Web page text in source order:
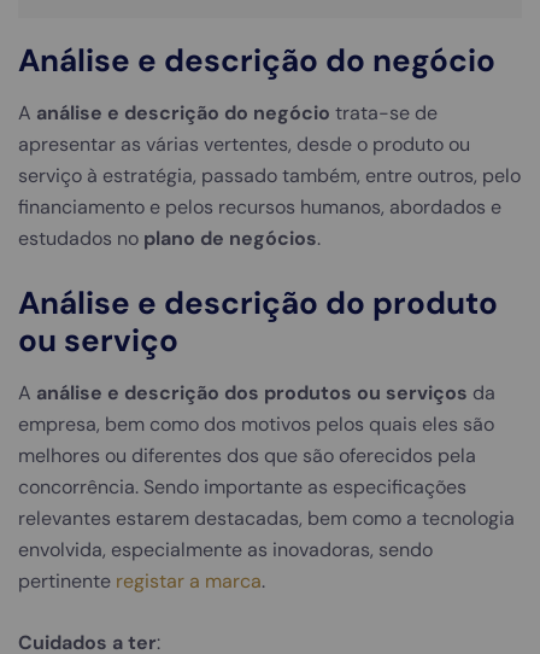
Análise e descrição do negócio
A análise e descrição do negócio trata-se de
apresentar as várias vertentes, desde o produto ou
serviço à estratégia, passado também, entre outros, pelo
financiamento e pelos recursos humanos, abordados e
estudados no plano de negócios.
Análise e descrição do produto
ou serviço
A análise e descrição dos produtos ou serviços da
empresa, bem como dos motivos pelos quais eles são
melhores ou diferentes dos que são oferecidos pela
concorrência. Sendo importante as especificações
relevantes estarem destacadas, bem como a tecnologia
envolvida, especialmente as inovadoras, sendo
pertinente registar a marca.
Cuidados a ter: